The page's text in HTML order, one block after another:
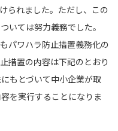
られました。ただし、この
いては努力義務でした。
パワハラ防止措置義務化の
措置の内容は下記のとおり
もとづいて中小企業が取
を実行することになりま